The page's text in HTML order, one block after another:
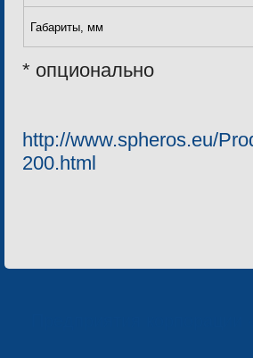
Габариты, мм
* опционально
http://www.spheros.eu/
200.html